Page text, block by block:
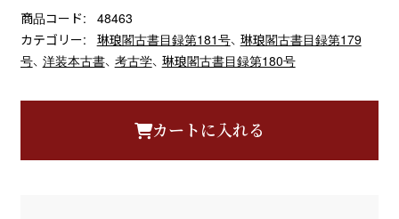
商品コード:
48463
カテゴリー:
琳琅閣古書目録第181号、 琳琅閣古書目録第179
号、 洋装本古書、 考古学、 琳琅閣古書目録第180号
カートに入れる